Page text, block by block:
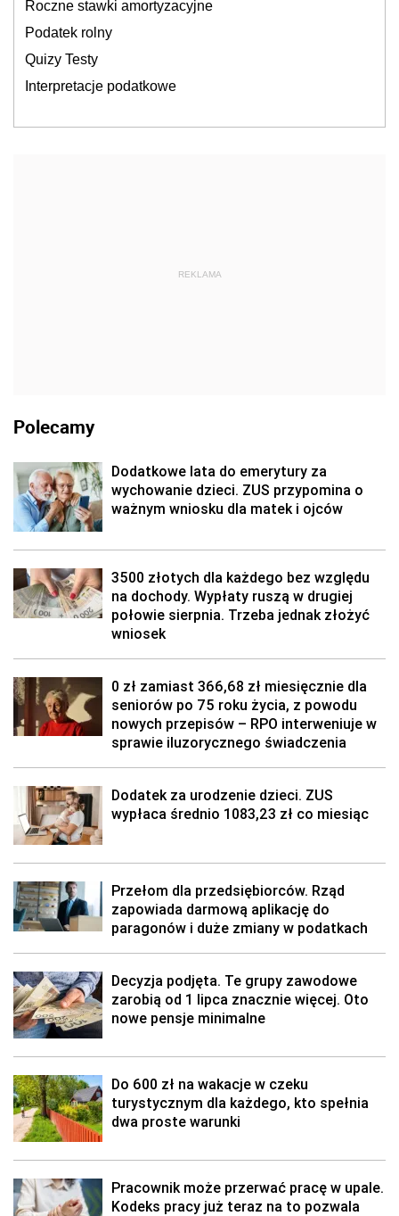
Roczne stawki amortyzacyjne
Podatek rolny
Quizy Testy
Interpretacje podatkowe
REKLAMA
Polecamy
Dodatkowe lata do emerytury za
wychowanie dzieci. ZUS przypomina o
ważnym wniosku dla matek i ojców
3500 złotych dla każdego bez względu
na dochody. Wypłaty ruszą w drugiej
połowie sierpnia. Trzeba jednak złożyć
wniosek
0 zł zamiast 366,68 zł miesięcznie dla
seniorów po 75 roku życia, z powodu
nowych przepisów – RPO interweniuje w
sprawie iluzorycznego świadczenia
Dodatek za urodzenie dzieci. ZUS
wypłaca średnio 1083,23 zł co miesiąc
Przełom dla przedsiębiorców. Rząd
zapowiada darmową aplikację do
paragonów i duże zmiany w podatkach
Decyzja podjęta. Te grupy zawodowe
zarobią od 1 lipca znacznie więcej. Oto
nowe pensje minimalne
Do 600 zł na wakacje w czeku
turystycznym dla każdego, kto spełnia
dwa proste warunki
Pracownik może przerwać pracę w upale.
Kodeks pracy już teraz na to pozwala